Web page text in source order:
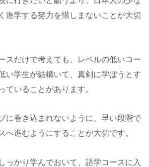
進学する努力を惜しまないことが大切
スだけで考えても、レベルの低いコー
い学生が結構いて、真剣に学ぼうとす
ていることがあります。
に巻き込まれないように、早い段階で
へ進むようにすることが大切です。
っかり学んでおいて、語学コースに入